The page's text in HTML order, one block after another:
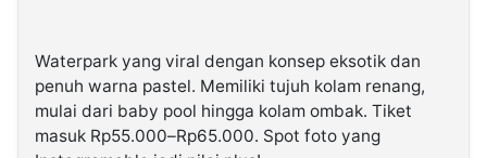
Waterpark yang viral dengan konsep eksotik dan
penuh warna pastel. Memiliki tujuh kolam renang,
mulai dari baby pool hingga kolam ombak. Tiket
masuk Rp55.000–Rp65.000. Spot foto yang